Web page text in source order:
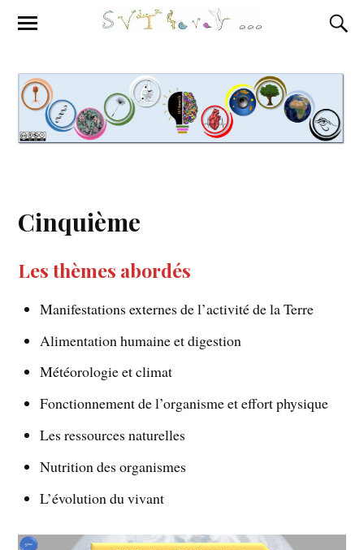
Cinquième
Les thèmes abordés
Manifestations externes de l’activité de la Terre
Alimentation humaine et digestion
Météorologie et climat
Fonctionnement de l’organisme et effort physique
Les ressources naturelles
Nutrition des organismes
L’évolution du vivant